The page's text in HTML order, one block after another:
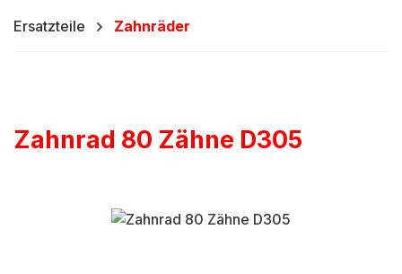
Ersatzteile Zahnräder
Zahnrad 80 Zähne D305
Bildergalerie überspringen